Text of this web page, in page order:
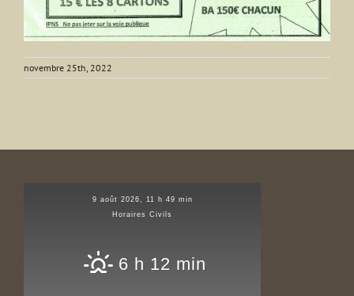
novembre 25th, 2022
9 août 2026, 11 h 49 min
Horaires Civils
6 h 12 min